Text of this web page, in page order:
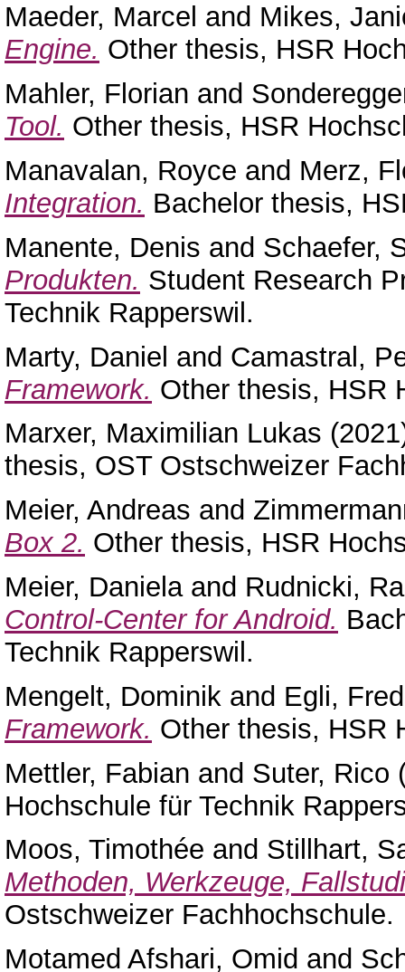
Maeder, Marcel and Mikes,
Engine. Other thesis, HSR
Mahler, Florian and
Tool. Other thesis, HSR
Manavalan, Royce and Merz,
Integration. Bachelor thesis,
Manente, Denis and Schaefer,
Produkten. Student Research
Technik Rapperswil.
Marty, Daniel and Camastral,
Framework. Other thesis, HSR
Marxer, Maximilian Lukas
thesis, OST Ostschweizer
Meier, Andreas and
Box 2. Other thesis, HSR
Meier, Danielaand Rudnicki,
Control‐Center for Android.
Technik Rapperswil.
Mengelt, Dominik and Egli,
Framework. Other thesis, HSR
Mettler, Fabian and Suter, Rico
Hochschule für Technik
Moos, Timothée and Stillhart,
Methoden, Werkzeuge,
Ostschweizer Fachhochschule.
Motamed Afshari, Omid and